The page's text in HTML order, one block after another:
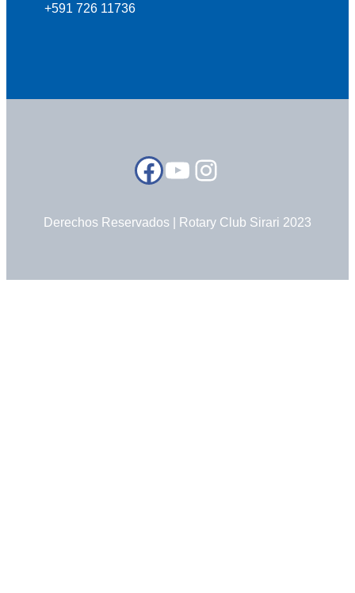
+591 726 11736
Facebook YouTube Instagram
Derechos Reservados | Rotary Club Sirari 2023